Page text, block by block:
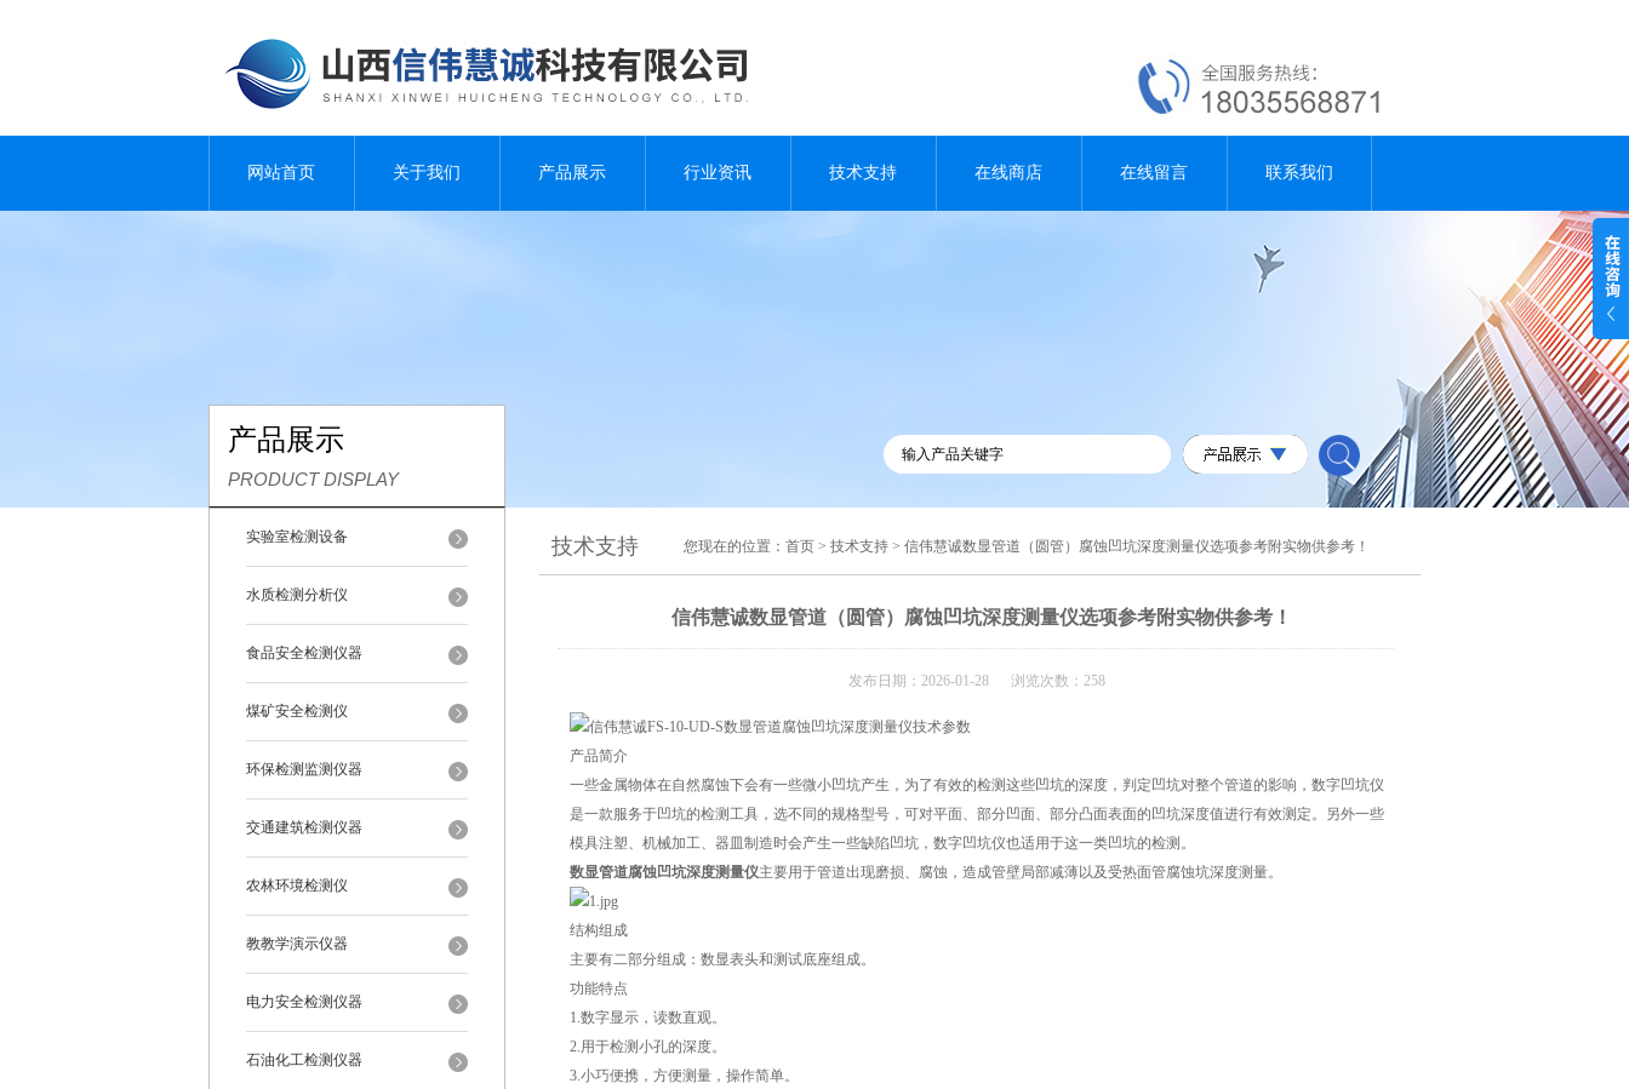
网站首页 关于我们 产品展示 行业资讯 技术支持 在线商店 在线留言 联系我们
产品展示
PRODUCT DISPLAY
实验室检测设备
水质检测分析仪
食品安全检测仪器
煤矿安全检测仪
环保检测监测仪器
交通建筑检测仪器
农林环境检测仪
教教学演示仪器
电力安全检测仪器
石油化工检测仪器
技术支持 您现在的位置： 首页 > 技术支持 > 信伟慧诚数显管道（圆管）腐蚀凹坑深度测量仪选项参考附实物供参考！
信伟慧诚数显管道（圆管）腐蚀凹坑深度测量仪选项参考附实物供参考！
发布日期：2026-01-28 浏览次数：258
产品简介
一些金属物体在自然腐蚀下会有一些微小凹坑产生，为了有效的检测这些凹坑的深度，判定凹坑对整个管道的影响，数字凹坑仪
是一款服务于凹坑的检测工具，选不同的规格型号，可对平面、部分凹面、部分凸面表面的凹坑深度值进行有效测定。另外一些
模具注塑、机械加工、器皿制造时会产生一些缺陷凹坑，数字凹坑仪也适用于这一类凹坑的检测。
数显管道腐蚀凹坑深度测量仪主要用于管道出现磨损、腐蚀，造成管壁局部减薄以及受热面管腐蚀坑深度测量。
结构组成
主要有二部分组成：数显表头和测试底座组成。
功能特点
1.数字显示，读数直观。
2.用于检测小孔的深度。
3.小巧便携，方便测量，操作简单。